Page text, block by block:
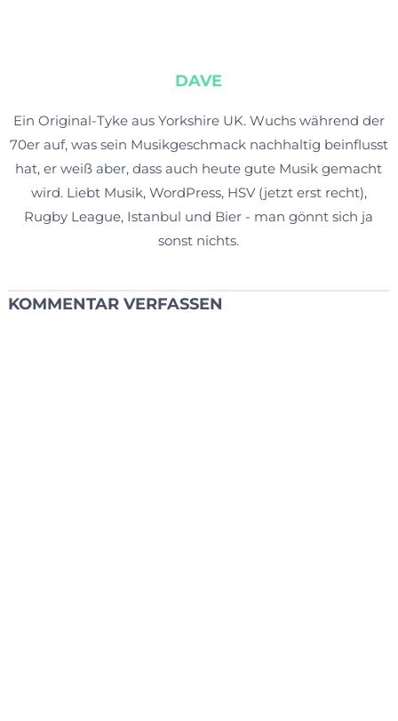
DAVE
Ein Original-Tyke aus Yorkshire UK. Wuchs während der
70er auf, was sein Musikgeschmack nachhaltig beinflusst
hat, er weiß aber, dass auch heute gute Musik gemacht
wird. Liebt Musik, WordPress, HSV (jetzt erst recht),
Rugby League, Istanbul und Bier - man gönnt sich ja
sonst nichts.
KOMMENTAR VERFASSEN